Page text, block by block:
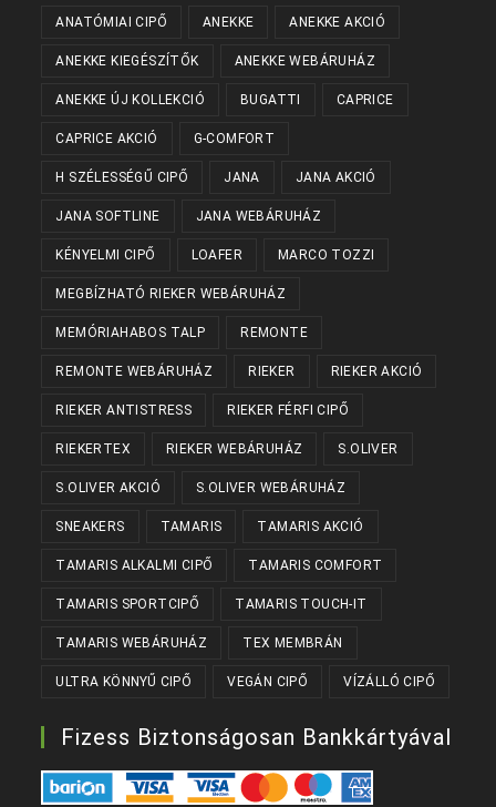
ANATÓMIAI CIPŐ ANEKKE ANEKKE AKCIÓ
ANEKKE KIEGÉSZÍTŐK ANEKKE WEBÁRUHÁZ
ANEKKE ÚJ KOLLEKCIÓ BUGATTI CAPRICE
CAPRICE AKCIÓ G-COMFORT
H SZÉLESSÉGŰ CIPŐ JANA JANA AKCIÓ
JANA SOFTLINE JANA WEBÁRUHÁZ
KÉNYELMI CIPŐ LOAFER MARCO TOZZI
MEGBÍZHATÓ RIEKER WEBÁRUHÁZ
MEMÓRIAHABOS TALP REMONTE
REMONTE WEBÁRUHÁZ RIEKER RIEKER AKCIÓ
RIEKER ANTISTRESS RIEKER FÉRFI CIPŐ
RIEKERTEX RIEKER WEBÁRUHÁZ S.OLIVER
S.OLIVER AKCIÓ S.OLIVER WEBÁRUHÁZ
SNEAKERS TAMARIS TAMARIS AKCIÓ
TAMARIS ALKALMI CIPŐ TAMARIS COMFORT
TAMARIS SPORTCIPŐ TAMARIS TOUCH-IT
TAMARIS WEBÁRUHÁZ TEX MEMBRÁN
ULTRA KÖNNYŰ CIPŐ VEGÁN CIPŐ VÍZÁLLÓ CIPŐ
Fizess Biztonságosan Bankkártyával